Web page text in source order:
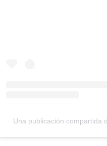
Una publicación compartida